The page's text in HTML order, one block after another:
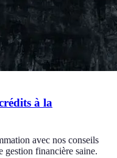
à la
avec nos conseils
gestion financière saine.